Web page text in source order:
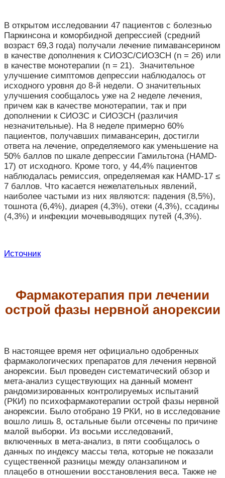
В открытом исследовании 47 пациентов с болезнью
Паркинсона и коморбидной депрессией (средний
возраст 69,3 года) получали лечение пимавансерином
в качестве дополнения к СИОЗС/СИОЗСН (n = 26) или
в качестве монотерапии (n = 21). Значительное
улучшение симптомов депрессии наблюдалось от
исходного уровня до 8-й недели. О значительных
улучшения сообщалось уже на 2 неделе лечения,
причем как в качестве монотерапии, так и при
дополнении к СИОЗС и СИОЗСН (различия
незначительные). На 8 неделе примерно 60%
пациентов, получавших пимавансерин, достигли
ответа на лечение, определяемого как уменьшение на
50% баллов по шкале депрессии Гамильтона (HAMD-
17) от исходного. Кроме того, у 44,4% пациентов
наблюдалась ремиссия, определяемая как HAMD-17 ≤
7 баллов. Что касается нежелательных явлений,
наиболее частыми из них являются: падения (8,5%),
тошнота (6,4%), диарея (4,3%), отеки (4,3%), ссадины
(4,3%) и инфекции мочевыводящих путей (4,3%).
Источник
Фармакотерапия при лечении
острой фазы нервной анорексии
В настоящее время нет официально одобренных
фармакологических препаратов для лечения нервной
анорексии. Был проведен систематический обзор и
мета-анализ существующих на данный момент
рандомизированных контролируемых испытаний
(РКИ) по психофармакотерапии острой фазы нервной
анорексии. Было отобрано 19 РКИ, но в исследование
вошло лишь 8, остальные были отсечены по причине
малой выборки. Из восьми исследований,
включенных в мета-анализ, в пяти сообщалось о
данных по индексу массы тела, которые не показали
существенной разницы между оланзапином и
плацебо в отношении восстановления веса. Также не